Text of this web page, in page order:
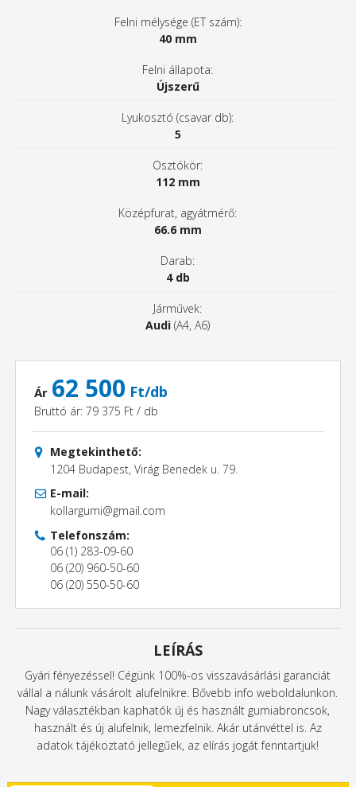
Felni mélysége (ET szám):
40 mm
Felni állapota:
Újszerű
Lyukosztó (csavar db):
5
Osztókör:
112 mm
Középfurat, agyátmérő:
66.6 mm
Darab:
4 db
Járművek:
Audi (A4, A6)
Ár 62 500 Ft/db
Bruttó ár: 79 375 Ft / db
Megtekinthető:
1204 Budapest, Virág Benedek u. 79.
E-mail:
kollargumi@gmail.com
Telefonszám:
06 (1) 283-09-60
06 (20) 960-50-60
06 (20) 550-50-60
LEÍRÁS
Gyári fényezéssel! Cégünk 100%-os visszavásárlási garanciát
vállal a nálunk vásárolt alufelnikre. Bővebb info weboldalunkon.
Nagy választékban kaphatók új és használt gumiabroncsok,
használt és új alufelnik, lemezfelnik. Akár utánvéttel is. Az
adatok tájékoztató jellegűek, az elírás jogát fenntartjuk!